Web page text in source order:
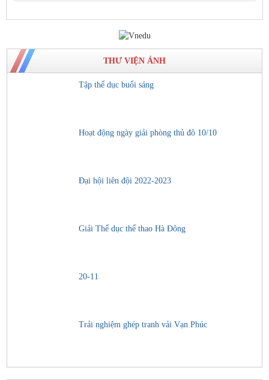
THƯ VIỆN ẢNH
Tập thể dục buổi sáng
Hoạt động ngày giải phòng thủ đô 10/10
Đại hội liên đội 2022-2023
Giải Thể dục thể thao Hà Đông
20-11
Trải nghiệm ghép tranh vải Vạn Phúc